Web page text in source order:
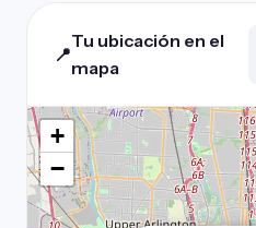
📍
Tu ubicación en el
mapa
+
−